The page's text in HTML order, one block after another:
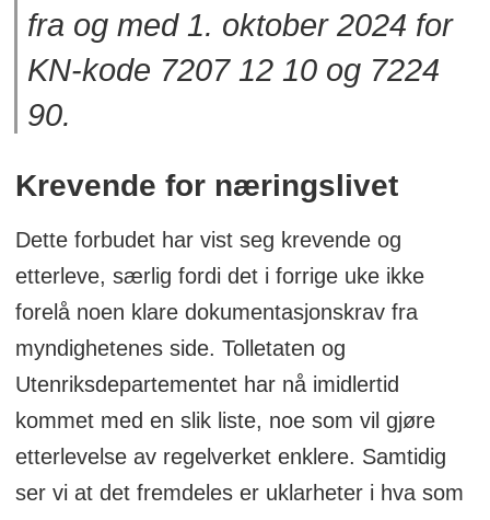
fra og med 1. oktober 2024 for
KN-kode 7207 12 10 og 7224
90.
Krevende for næringslivet
Dette forbudet har vist seg krevende og
etterleve, særlig fordi det i forrige uke ikke
forelå noen klare dokumentasjonskrav fra
myndighetenes side. Tolletaten og
Utenriksdepartementet har nå imidlertid
kommet med en slik liste, noe som vil gjøre
etterlevelse av regelverket enklere. Samtidig
ser vi at det fremdeles er uklarheter i hva som